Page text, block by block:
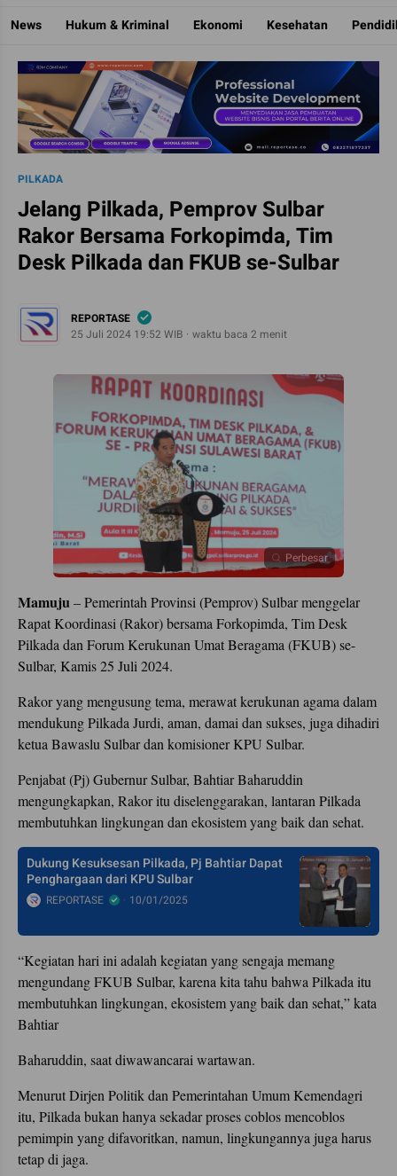
Reportase
Mengulas Fakta Di Balik Cerita
News Hukum & Kriminal Ekonomi Kesehatan
PILKADA
Jelang Pilkada, Pemprov Sulbar
Rakor Bersama Forkopimda, Tim
Desk Pilkada dan FKUB se-Sulbar
REPORTASE
25 Juli 2024 19:52 WIB
waktu baca 2 menit
Perbesar
Mamuju– Pemerintah Provinsi (Pemprov) Sulbar menggelar
Rapat Koordinasi (Rakor) bersama Forkopimda, Tim Desk
Pilkada dan Forum Kerukunan Umat Beragama (FKUB) se-
Sulbar, Kamis 25 Juli 2024.
Rakor yang mengusung tema, merawat kerukunan agama dalam
mendukung Pilkada Jurdi, aman, damai dan sukses, juga dihadiri
ketua Bawaslu Sulbar dan komisioner KPU Sulbar.
Penjabat (Pj) Gubernur Sulbar, Bahtiar Baharuddin
mengungkapkan, Rakor itu diselenggarakan, lantaran Pilkada
membutuhkan lingkungan dan ekosistem yang baik dan sehat.
Dukung Kesuksesan Pilkada, Pj Bahtiar Dapat
Penghargaan dari KPU Sulbar
REPORTASE 10/01/2025
“Kegiatan hari ini adalah kegiatan yang sengaja memang
mengundang FKUB Sulbar, karena kita tahu bahwa Pilkada itu
membutuhkan lingkungan, ekosistem yang baik dan sehat,” kata
Bahtiar
Baharuddin, saat diwawancarai wartawan.
Menurut Dirjen Politik dan Pemerintahan Umum Kemendagri
itu, Pilkada bukan hanya sekadar proses coblos mencoblos
pemimpin yang difavoritkan, namun, lingkungannya juga harus
tetap di jaga.